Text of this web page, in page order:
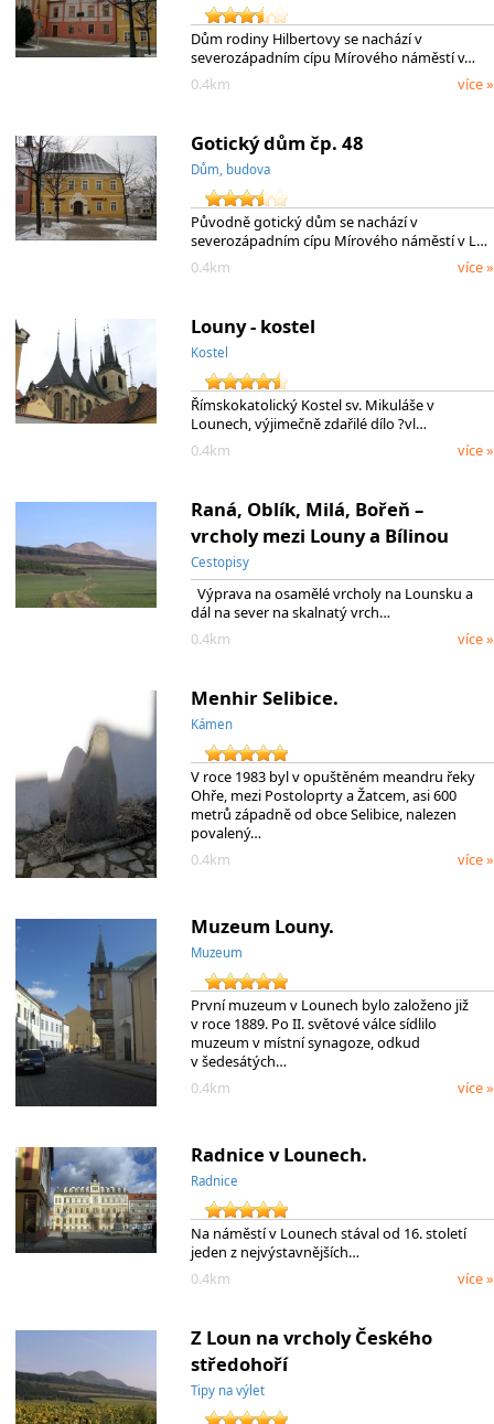
Dům rodiny Hilbertovy se nachází v
severozápadním cípu Mírového náměstí v…
0.4km
více »
Gotický dům čp. 48
Dům, budova
Původně gotický dům se nachází v
severozápadním cípu Mírového náměstí v L…
0.4km
více »
Louny - kostel
Kostel
Římskokatolický Kostel sv. Mikuláše v
Lounech, výjimečně zdařilé dílo ?vl…
0.4km
více »
Raná, Oblík, Milá, Bořeň –
vrcholy mezi Louny a Bílinou
Cestopisy
Výprava na osamělé vrcholy na Lounsku a
dál na sever na skalnatý vrch…
0.4km
více »
Menhir Selibice.
Kámen
V roce 1983 byl v opuštěném meandru řeky
Ohře, mezi Postoloprty a Žatcem, asi 600
metrů západně od obce Selibice, nalezen
povalený…
0.4km
více »
Muzeum Louny.
Muzeum
První muzeum v Lounech bylo založeno již
v roce 1889. Po II. světové válce sídlilo
muzeum v místní synagoze, odkud
v šedesátých…
0.4km
více »
Radnice v Lounech.
Radnice
Na náměstí v Lounech stával od 16. století
jeden z nejvýstavnějších…
0.4km
více »
Z Loun na vrcholy Českého
středohoří
Tipy na výlet